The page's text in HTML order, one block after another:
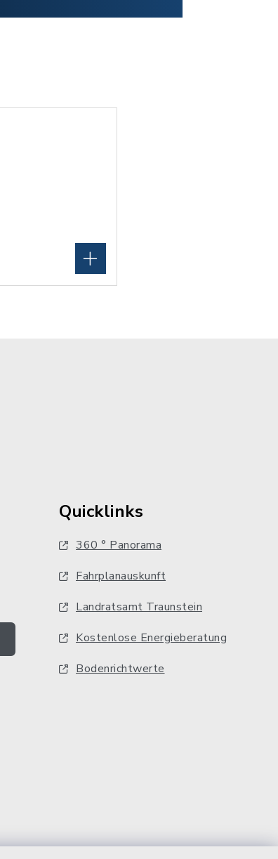
Quicklinks
360 ° Panorama
Fahrplanauskunft
Landratsamt Traunstein
Kostenlose Energieberatung
Bodenrichtwerte